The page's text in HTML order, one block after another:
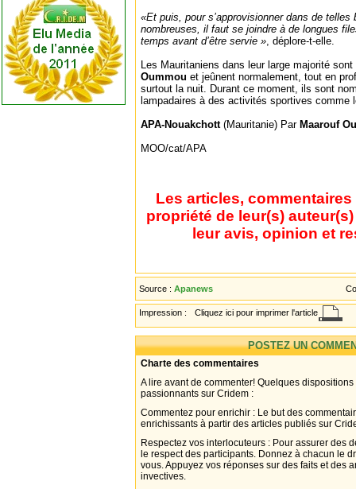
«Et puis, pour s’approvisionner dans de
nombreuses, il faut se joindre à de longues
temps avant d’être servie », déplore-t-elle.
Les Mauritaniens dans leur large majorité
Oummou et jeûnent normalement, tout en
surtout la nuit. Durant ce moment, ils sont
lampadaires à des activités sportives comme
APA-Nouakchott(Mauritanie) Par Maarouf
MOO/cat/APA
Les articles,
propriété de leur(s)
leur avis, opinion et
Source : Apanews
Impression : Cliquez ici pour imprimer l'article
POSTEZ UN
Charte des commentaires
A lire avant de commenter! Quelques
passionnants sur Cridem :
Commentez pour enrichir : Le but des
enrichissants à partir des articles publiés sur
Respectez vos interlocuteurs : Pour assurer des
le respect des participants. Donnez à chacun le
vous. Appuyez vos réponses sur des faits et des
invectives.